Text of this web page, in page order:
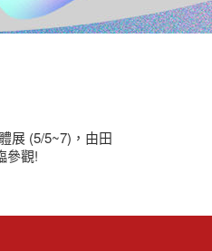
展 (5/5~7)，由田
參觀!